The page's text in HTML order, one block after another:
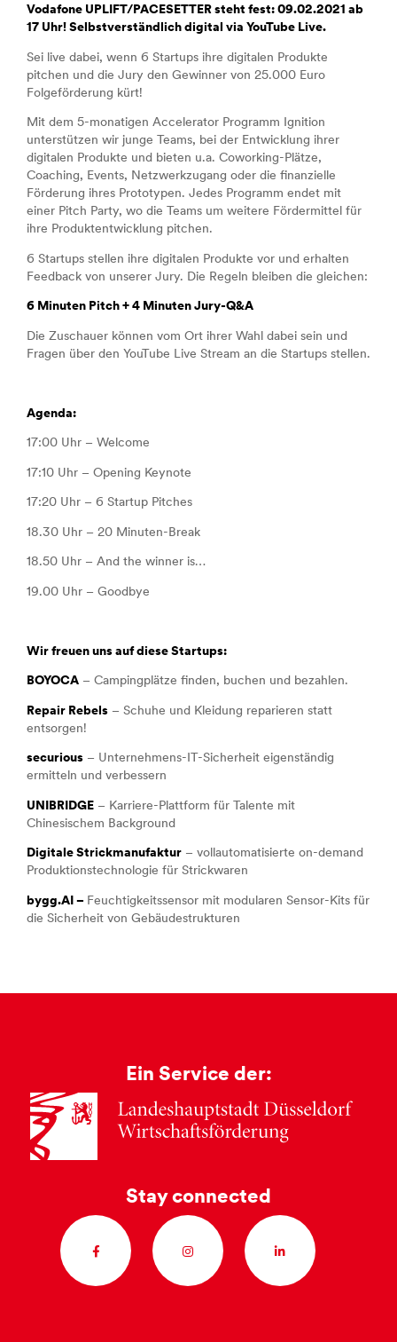
Vodafone UPLIFT/PACESETTER steht fest: 09.02.2021 ab
17 Uhr! Selbstverständlich digital via YouTube Live.
Sei live dabei, wenn 6 Startups ihre digitalen Produkte
pitchen und die Jury den Gewinner von 25.000 Euro
Folgeförderung kürt!
Mit dem 5-monatigen Accelerator Programm Ignition
unterstützen wir junge Teams, bei der Entwicklung ihrer
digitalen Produkte und bieten u.a. Coworking-Plätze,
Coaching, Events, Netzwerkzugang oder die finanzielle
Förderung ihres Prototypen. Jedes Programm endet mit
einer Pitch Party, wo die Teams um weitere Fördermittel für
ihre Produktentwicklung pitchen.
6 Startups stellen ihre digitalen Produkte vor und erhalten
Feedback von unserer Jury. Die Regeln bleiben die gleichen:
6 Minuten Pitch + 4 Minuten Jury-Q&A
Die Zuschauer können vom Ort ihrer Wahl dabei sein und
Fragen über den YouTube Live Stream an die Startups stellen.
Agenda:
17:00 Uhr – Welcome
17:10 Uhr – Opening Keynote
17:20 Uhr – 6 Startup Pitches
18.30 Uhr – 20 Minuten-Break
18.50 Uhr – And the winner is…
19.00 Uhr – Goodbye
Wir freuen uns auf diese Startups:
BOYOCA – Campingplätze finden, buchen und bezahlen.
Repair Rebels – Schuhe und Kleidung reparieren statt
entsorgen!
securious – Unternehmens-IT-Sicherheit eigenständig
ermitteln und verbessern
UNIBRIDGE – Karriere-Plattform für Talente mit
Chinesischem Background
Digitale Strickmanufaktur – vollautomatisierte on-demand
Produktionstechnologie für Strickwaren
bygg.AI – Feuchtigkeitssensor mit modularen Sensor-Kits für
die Sicherheit von Gebäudestrukturen
Ein Service der:
Stay connected